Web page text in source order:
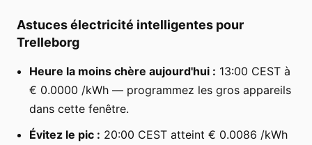
Astuces électricité intelligentes pour
Trelleborg
Heure la moins chère aujourd'hui : 13:00 CEST à
€ 0.0000 /kWh — programmez les gros appareils
dans cette fenêtre.
Évitez le pic : 20:00 CEST atteint € 0.0086 /kWh